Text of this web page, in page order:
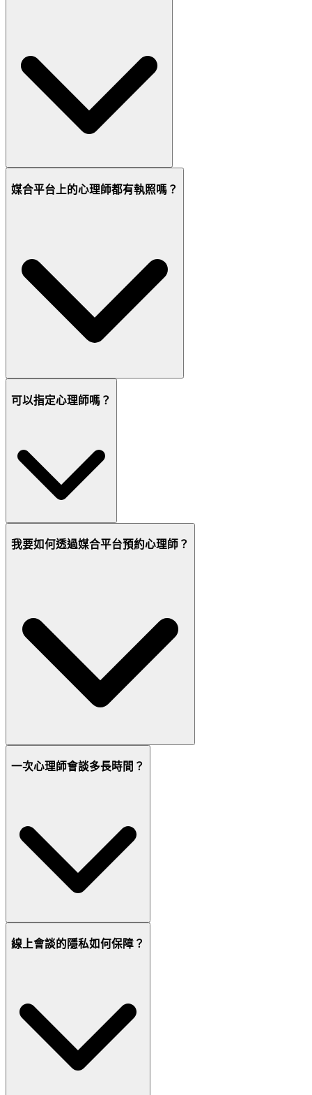
媒合平台上的心理師都有執照嗎？
可以指定心理師嗎？
我要如何透過媒合平台預約心理師？
一次心理師會談多長時間？
線上會談的隱私如何保障？